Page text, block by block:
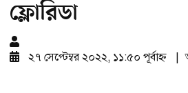
ফ্লোরিডা
২৭ সেপ্টেম্বর ২০২২, ১১:৫০ পূর্বাহ্ন